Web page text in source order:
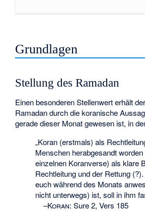
Grundlagen
Stellung des Ramadan
Einen besonderen Stellenwert erhält
Ramadan durch die koranische
gerade dieser Monat gewesen ist, in
„Koran (erstmals) als
Menschen herabgesandt
einzelnen Koranverse) als klare
Rechtleitung und der Rettung
euch während des Monats
nicht unterwegs) ist, soll in ihm
–Koran: Sure 2, Vers 185